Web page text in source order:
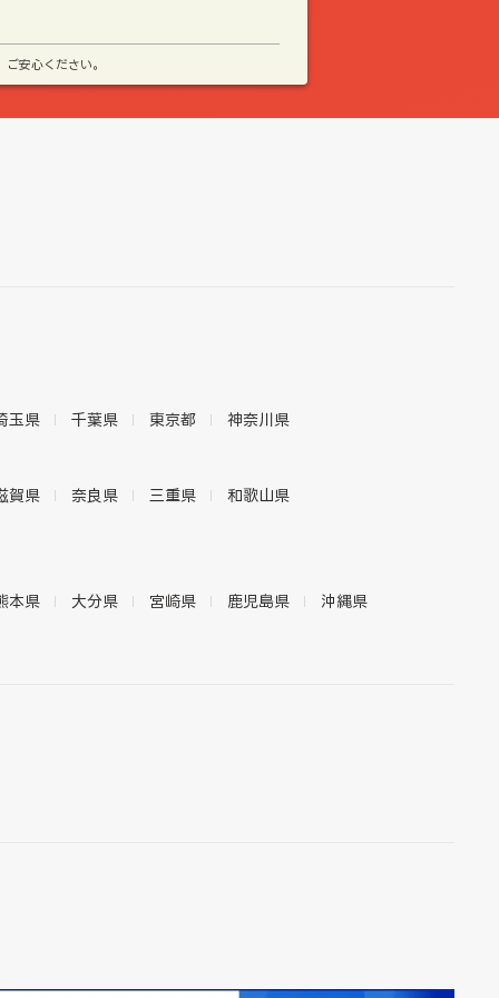
安心ください。
玉県 千葉県 東京都 神奈川県
賀県 奈良県 三重県 和歌山県
本県 大分県 宮崎県 鹿児島県 沖縄県